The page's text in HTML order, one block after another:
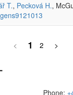
T., Pecková H.,
< 1 2 >
Phone: